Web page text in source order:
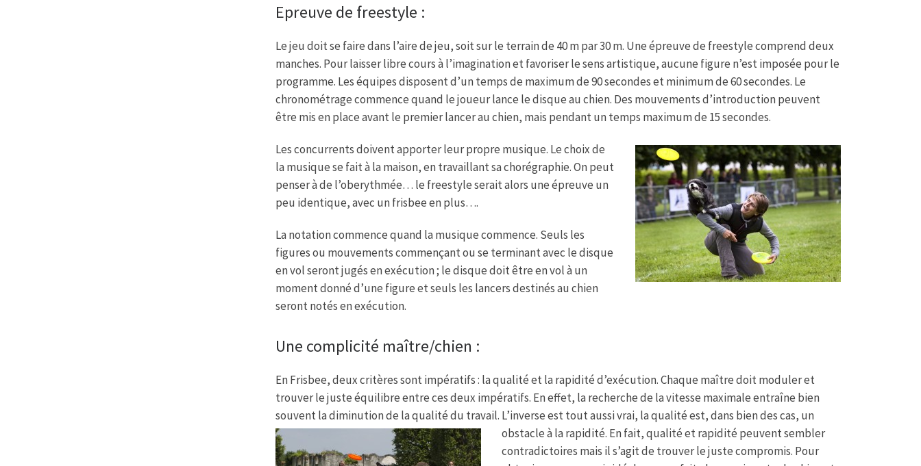
Epreuve de freestyle :
Le jeu doit se faire dans l’aire de jeu, soit sur le terrain de 40 m par 30 m. Une épreuve de freestyle comprend deux
manches. Pour laisser libre cours à l’imagination et favoriser le sens artistique, aucune figure n’est imposée pour le
programme. Les équipes disposent d’un temps de maximum de 90 secondes et minimum de 60 secondes. Le
chronométrage commence quand le joueur lance le disque au chien. Des mouvements d’introduction peuvent
être mis en place avant le premier lancer au chien, mais pendant un temps maximum de 15 secondes.
Les concurrents doivent apporter leur propre musique. Le choix de
la musique se fait à la maison, en travaillant sa chorégraphie. On peut
penser à de l’oberythmée… le freestyle serait alors une épreuve un
peu identique, avec un frisbee en plus….
La notation commence quand la musique commence. Seuls les
figures ou mouvements commençant ou se terminant avec le disque
en vol seront jugés en exécution ; le disque doit être en vol à un
moment donné d’une figure et seuls les lancers destinés au chien
seront notés en exécution.
Une complicité maître/chien :
En Frisbee, deux critères sont impératifs : la qualité et la rapidité d’exécution. Chaque maître doit moduler et
trouver le juste équilibre entre ces deux impératifs. En effet, la recherche de la vitesse maximale entraîne bien
souvent la diminution de la qualité du travail. L’inverse est tout aussi vrai, laqualité est, dans bien des cas, un
obstacle à la rapidité. En fait, qualité et rapidité peuvent sembler
contradictoires mais il s’agit de trouver le juste compromis. Pour